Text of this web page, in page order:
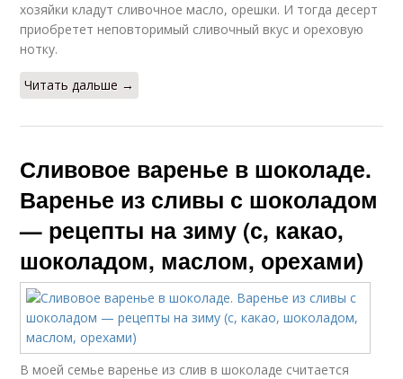
хозяйки кладут сливочное масло, орешки. И тогда десерт
приобретет неповторимый сливочный вкус и ореховую
нотку.
Читать дальше →
Сливовое варенье в шоколаде.
Варенье из сливы с шоколадом
— рецепты на зиму (с, какао,
шоколадом, маслом, орехами)
В моей семье варенье из слив в шоколаде считается